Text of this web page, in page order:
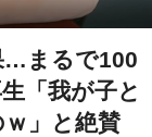
…まるで100
「我が子と
」と絶賛